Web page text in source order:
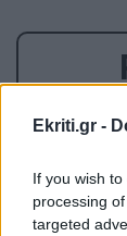
Ekriti.gr -
If you wish
processing
targeted
ΚΡΗΤΗ